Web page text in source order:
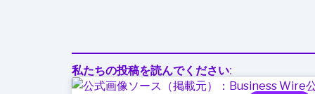
私たちの投稿を読んでください: